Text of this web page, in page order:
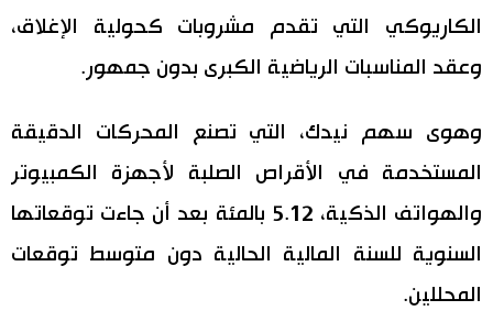
الكاريوكي التي تقدم مشروبات كحولية الإغلاق،
وعقد المناسبات الرياضية الكبرى بدون جمهور.
وهوى سهم نيدك، التي تصنع المحركات الدقيقة
المستخدمة في الأقراص الصلبة لأجهزة الكمبيوتر
والهواتف الذكية، 5.12 بالمئة بعد أن جاءت توقعاتها
السنوية للسنة المالية الحالية دون متوسط توقعات
المحللين.